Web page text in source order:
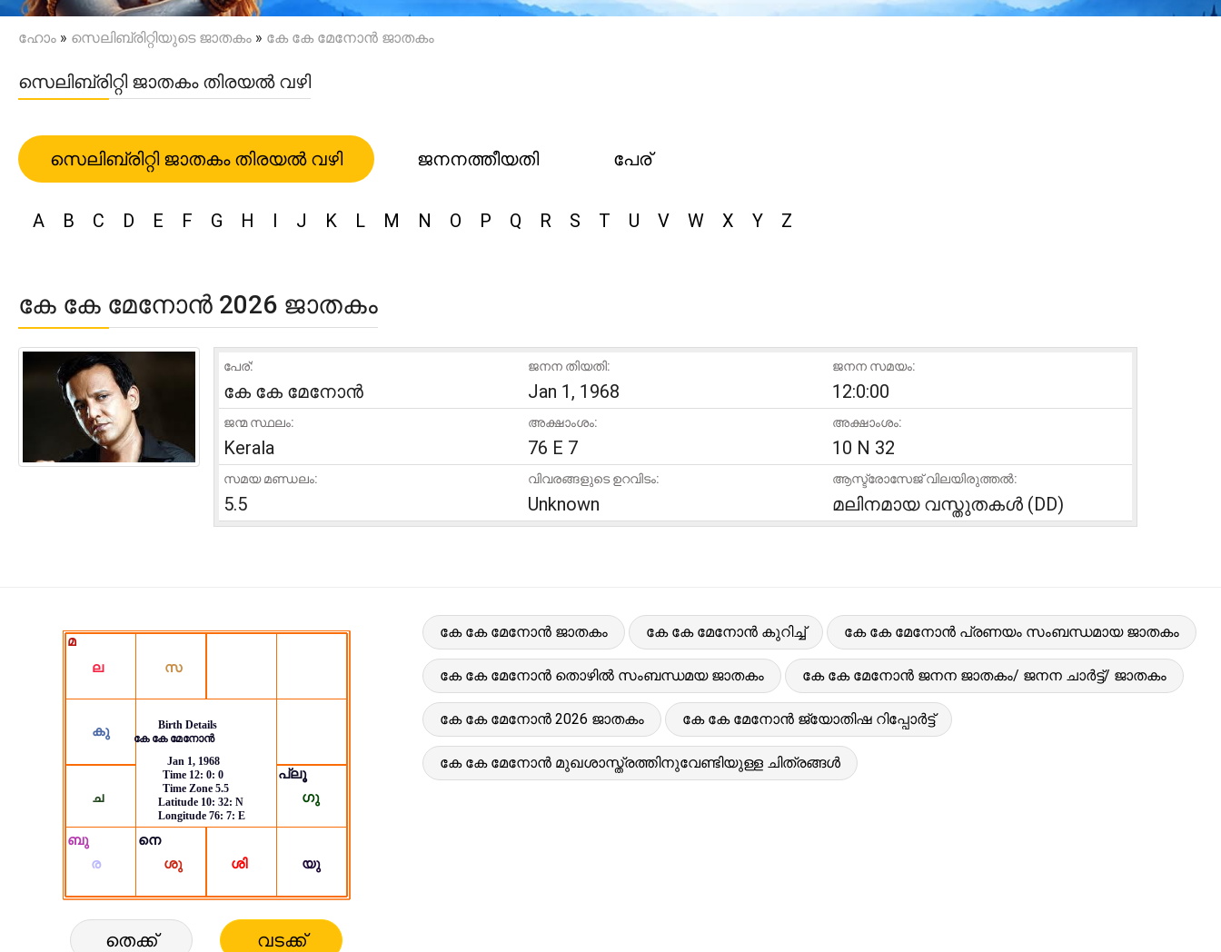
ഹോം » സെലിബ്രിറ്റിയുടെ ജാതകം » കേ കേ മേനോൻ ജാതകം
സെലിബ്രിറ്റി ജാതകം തിരയൽ വഴി
സെലിബ്രിറ്റി ജാതകം തിരയൽ വഴി ജനനത്തീയതി പേര്
A B C D E F G H I J K L M N O P Q R S T U V W X Y Z
കേ കേ മേനോൻ 2026 ജാതകം
പേര്:
കേ കേ മേനോൻ
ജനന തിയതി:
Jan 1, 1968
ജനന സമയം:
12:0:00
ജന്മ സ്ഥലം:
Kerala
അക്ഷാംശം:
76 E 7
അക്ഷാംശം:
10 N 32
സമയ മണ്ഡലം:
5.5
വിവരങ്ങളുടെ ഉറവിടം:
Unknown
ആസ്ട്രോസേജ് വിലയിരുത്തൽ:
മലിനമായ വസ്തുതകൾ (DD)
തെക്ക് വടക്ക്
കേ കേ മേനോൻ ജാതകം കേ കേ മേനോൻ കുറിച്ച് കേ കേ മേനോൻ പ്രണയം സംബന്ധമായ ജാതകം
കേ കേ മേനോൻ തൊഴിൽ സംബന്ധമയ ജാതകം കേ കേ മേനോൻ ജനന ജാതകം/ ജനന ചാർട്ട്/ ജാതകം
കേ കേ മേനോൻ 2026 ജാതകം കേ കേ മേനോൻ ജ്യോതിഷ റിപ്പോർട്ട്
കേ കേ മേനോൻ മുഖശാസ്ത്രത്തിനുവേണ്ടിയുള്ള ചിത്രങ്ങൾ